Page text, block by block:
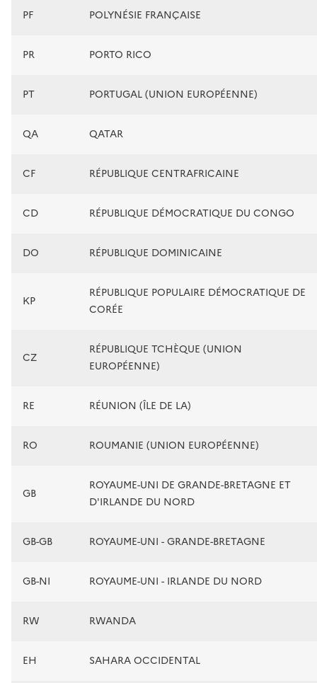
PF POLYNÉSIE FRANÇAISE
PR PORTO RICO
PT PORTUGAL (UNION EUROPÉENNE)
QA QATAR
CF RÉPUBLIQUE CENTRAFRICAINE
CD RÉPUBLIQUE DÉMOCRATIQUE DU CONGO
DO RÉPUBLIQUE DOMINICAINE
KP
RÉPUBLIQUE POPULAIRE DÉMOCRATIQUE DE
CORÉE
CZ
RÉPUBLIQUE TCHÈQUE (UNION
EUROPÉENNE)
RE RÉUNION (ÎLE DE LA)
RO ROUMANIE (UNION EUROPÉENNE)
GB
ROYAUME-UNI DE GRANDE-BRETAGNE ET
D'IRLANDE DU NORD
GB-GB ROYAUME-UNI - GRANDE-BRETAGNE
GB-NI ROYAUME-UNI - IRLANDE DU NORD
RW RWANDA
EH SAHARA OCCIDENTAL